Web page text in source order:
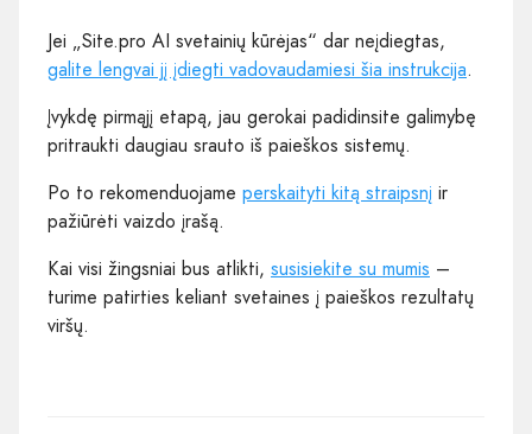
Jei „Site.pro AI svetainių kūrėjas“ dar neįdiegtas,
galite lengvai jį įdiegti vadovaudamiesi šia instrukcija.
Įvykdę pirmąjį etapą, jau gerokai padidinsite galimybę
pritraukti daugiau srauto iš paieškos sistemų.
Po to rekomenduojame perskaityti kitą straipsnį ir
pažiūrėti vaizdo įrašą.
Kai visi žingsniai bus atlikti, susisiekite su mumis –
turime patirties keliant svetaines į paieškos rezultatų
viršų.